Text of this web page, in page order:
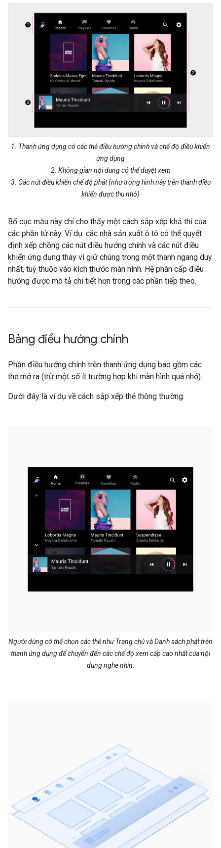
1. Thanh ứng dụng có các thẻ điều hướng chính và chế độ điều khiển
ứng dụng
2. Không gian nội dung có thể duyệt xem
3. Các nút điều khiển chế độ phát (như trong hình này trên thanh điều
khiển được thu nhỏ)
Bố cục mẫu này chỉ cho thấy một cách sắp xếp khả thi của
các phần tử này. Ví dụ: các nhà sản xuất ô tô có thể quyết
định xếp chồng các nút điều hướng chính và các nút điều
khiển ứng dụng thay vì giữ chúng trong một thanh ngang duy
nhất, tuỳ thuộc vào kích thước màn hình. Hệ phân cấp điều
hướng được mô tả chi tiết hơn trong các phần tiếp theo.
Bảng điều hướng chính
Phần điều hướng chính trên thanh ứng dụng bao gồm các
thẻ mở ra (trừ một số ít trường hợp khi màn hình quá nhỏ).
Dưới đây là ví dụ về cách sắp xếp thẻ thông thường:
Người dùng có thể chọn các thẻ như Trang chủ và Danh sách phát trên
thanh ứng dụng để chuyển đến các chế độ xem cấp cao nhất của nội
dung nghe nhìn.